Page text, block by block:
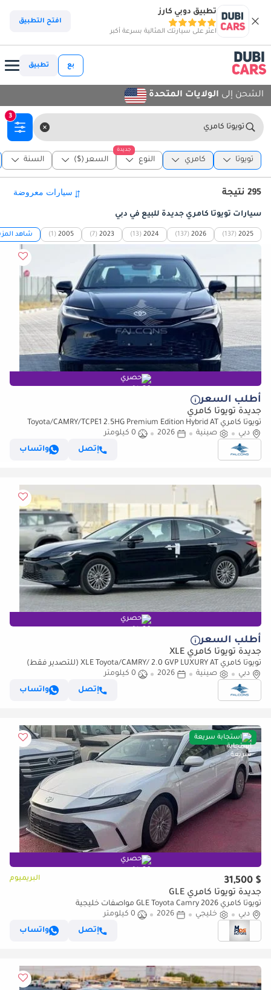
تطبيق دوبي كارز
اعثر على سيارتك المثالية بسرعة أكبر
افتح التطبيق
بع تطبيق
الشحن إلى الولايات المتحدة
تويوتا كامري
3
تويوتا كامري
جديدة
النوع السعر ($) السنة
295 نتيجة
سيارات تويوتا كامري جديدة للبيع في دبي
2025
(137)
2026
(137)
2024
(13)
2023
(7)
2005
(1) شاهد
حصري
أطلب السعر
جديدة تويوتا كامري
تويوتا كامري Toyota/CAMRY/TCPE1 2.5HG Premium Edition Hybrid AT
دبي
صينية 2026
0 كيلومتر
إتصل
واتساب
حصري
أطلب السعر
جديدة تويوتا كامري XLE
تويوتا كامري XLE Toyota/CAMRY/ 2.0 GVP LUXURY AT (للتصدير فقط)
دبي
صينية 2026
0 كيلومتر
إتصل
واتساب
استجابة سريعة
حصري
$ 31,500 البريميوم
جديدة تويوتا كامري GLE
تويوتا كامري GLE Toyota Camry 2026 مواصفات خليجية
دبي
خليجي 2026
0 كيلومتر
إتصل
واتساب